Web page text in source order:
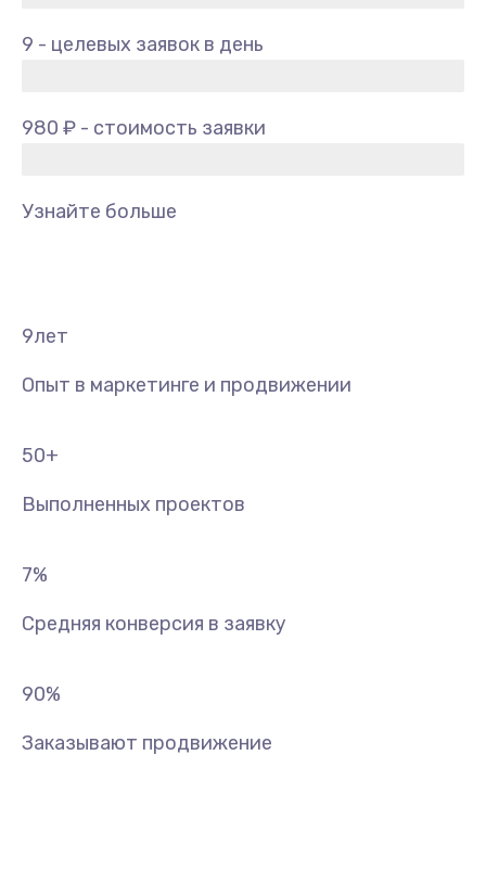
9 - целевых заявок в день
980 ₽ - стоимость заявки
Узнайте больше
9лет
Опыт в маркетинге и продвижении
50+
Выполненных проектов
7%
Средняя конверсия в заявку
90%
Заказывают продвижение